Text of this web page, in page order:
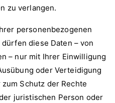
zu verlangen.
personenbezogenen
diese Daten – von
– nur mit Ihrer Einwilligung
oder Verteidigung
Schutz der Rechte
juristischen Person oder